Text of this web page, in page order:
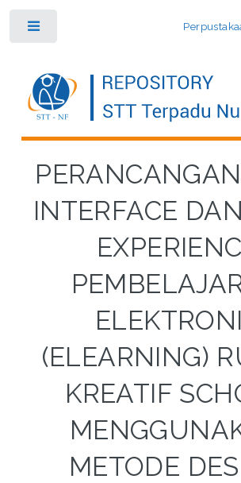
INTERFACE
(ELEARNING)
KREATIF
METODE